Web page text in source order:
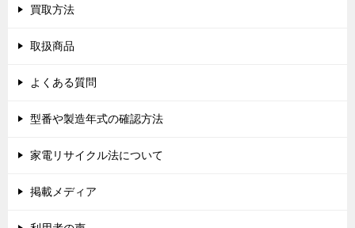
買取方法
取扱商品
よくある質問
型番や製造年式の確認方法
家電リサイクル法について
掲載メディア